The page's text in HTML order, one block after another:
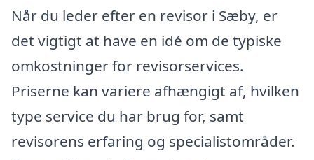
Når du leder efter en revisor i Sæby, er
det vigtigt at have en idé om de typiske
omkostninger for revisorservices.
Priserne kan variere afhængigt af, hvilken
type service du har brug for, samt
revisorens erfaring og specialistområder.